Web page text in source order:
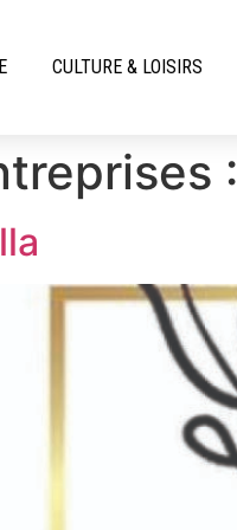
CULTURE & LOISIRS
: